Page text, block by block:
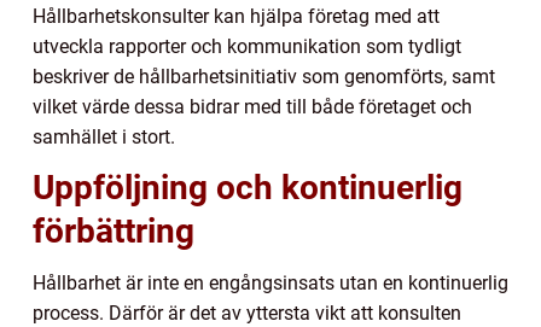
Hållbarhetskonsulter kan hjälpa företag med att
utveckla rapporter och kommunikation som tydligt
beskriver de hållbarhetsinitiativ som genomförts, samt
vilket värde dessa bidrar med till både företaget och
samhället i stort.
Uppföljning och kontinuerlig
förbättring
Hållbarhet är inte en engångsinsats utan en kontinuerlig
process. Därför är det av yttersta vikt att konsulten